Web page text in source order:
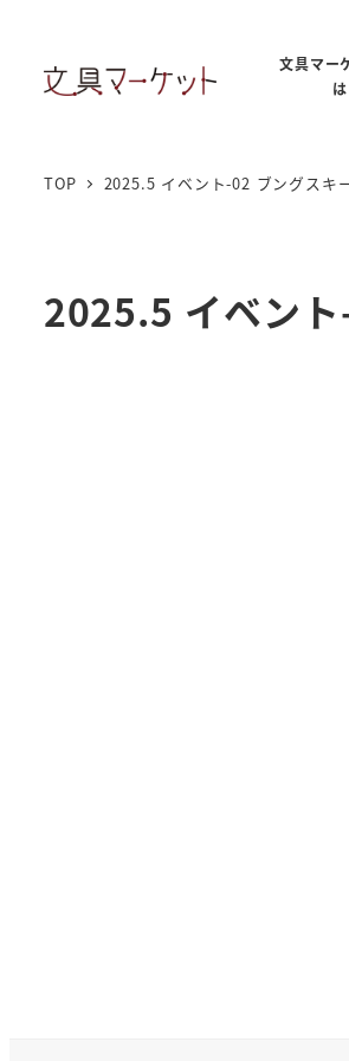
文具マー
は
TOP 2025.5 イベント-02 ブングスキ
2025.5 イベン